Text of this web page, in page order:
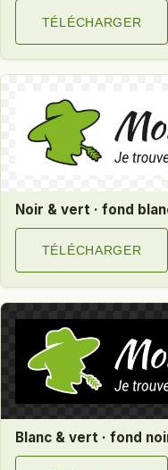
TÉLÉCHARGER
Noir & vert · fond
TÉLÉCHARGER
Blanc & vert · fond